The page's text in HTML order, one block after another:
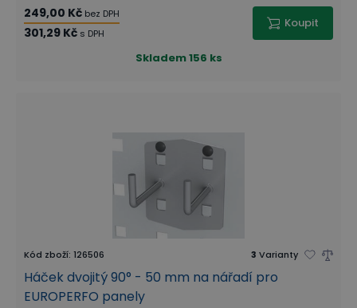
249,00 Kč bez DPH
301,29 Kč s DPH
Koupit
Skladem156 ks
Kód zboží: 126506 3 Varianty
Háček dvojitý 90° - 50 mm na nářadí pro
EUROPERFO panely